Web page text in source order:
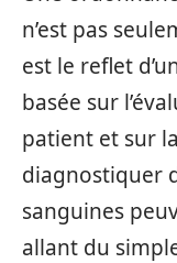
n’est pas
est le reflet
basée sur
patient et sur
diagnostiquer
sanguines
allant du